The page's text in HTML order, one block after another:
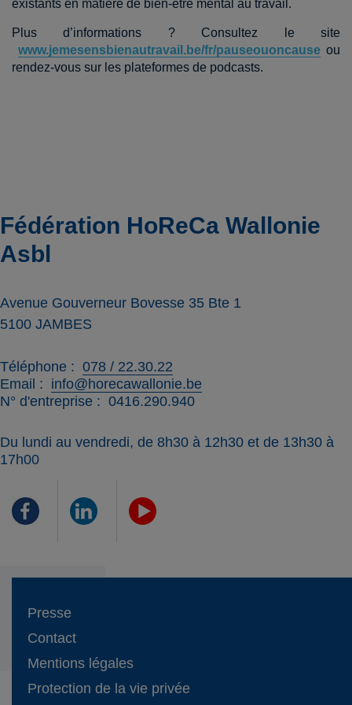
existants en matière de bien-être mental au travail.
Plus d’informations ? Consultez le site
www.jemesensbienautravail.be/fr/pauseouoncauseou
rendez-vous sur les plateformes de podcasts.
Fédération HoReCa Wallonie
Asbl
Avenue Gouverneur Bovesse 35 Bte 1
5100 JAMBES
Téléphone
078 / 22.30.22
Email
info@horecawallonie.be
N° d'entreprise
0416.290.940
Du lundi au vendredi, de 8h30 à 12h30 et de 13h30 à
17h00
Presse
Contact
Mentions légales
Protection de la vie privée